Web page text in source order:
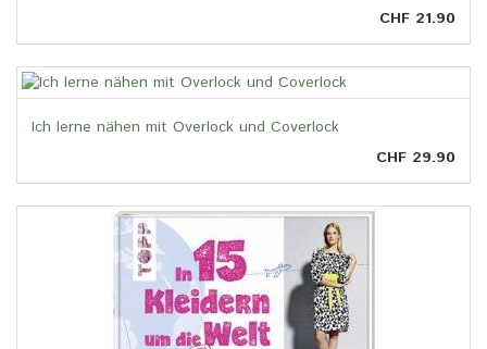
CHF 21.90
Ich lerne nähen mit Overlock und Coverlock
CHF 29.90